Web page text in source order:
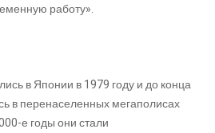
работу».
в Японии в 1979 году и до конца
в перенаселенных мегаполисах
е годы они стали